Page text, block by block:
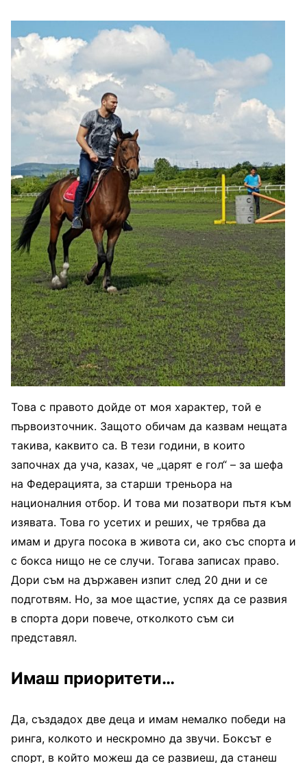
Това с правото дойде от моя характер, той е
първоизточник. Защото обичам да казвам нещата
такива, каквито са. В тези години, в които
започнах да уча, казах, че „царят е гол“ – за шефа
на Федерацията, за старши треньора на
националния отбор. И това ми позатвори пътя към
изявата. Това го усетих и реших, че трябва да
имам и друга посока в живота си, ако със спорта и
с бокса нищо не се случи. Тогава записах право.
Дори съм на държавен изпит след 20 дни и се
подготвям. Но, за мое щастие, успях да се развия
в спорта дори повече, отколкото съм си
представял.
Имаш приоритети…
Да, създадох две деца и имам немалко победи на
ринга, колкото и нескромно да звучи. Боксът е
спорт, в който можеш да се развиеш, да станеш